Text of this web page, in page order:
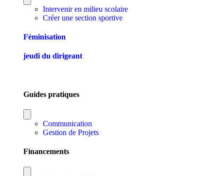
Intervenir en milieu scolaire
Créer une section sportive
Féminisation
jeudi du dirigeant
Guides pratiques
Communication
Gestion de Projets
Financements